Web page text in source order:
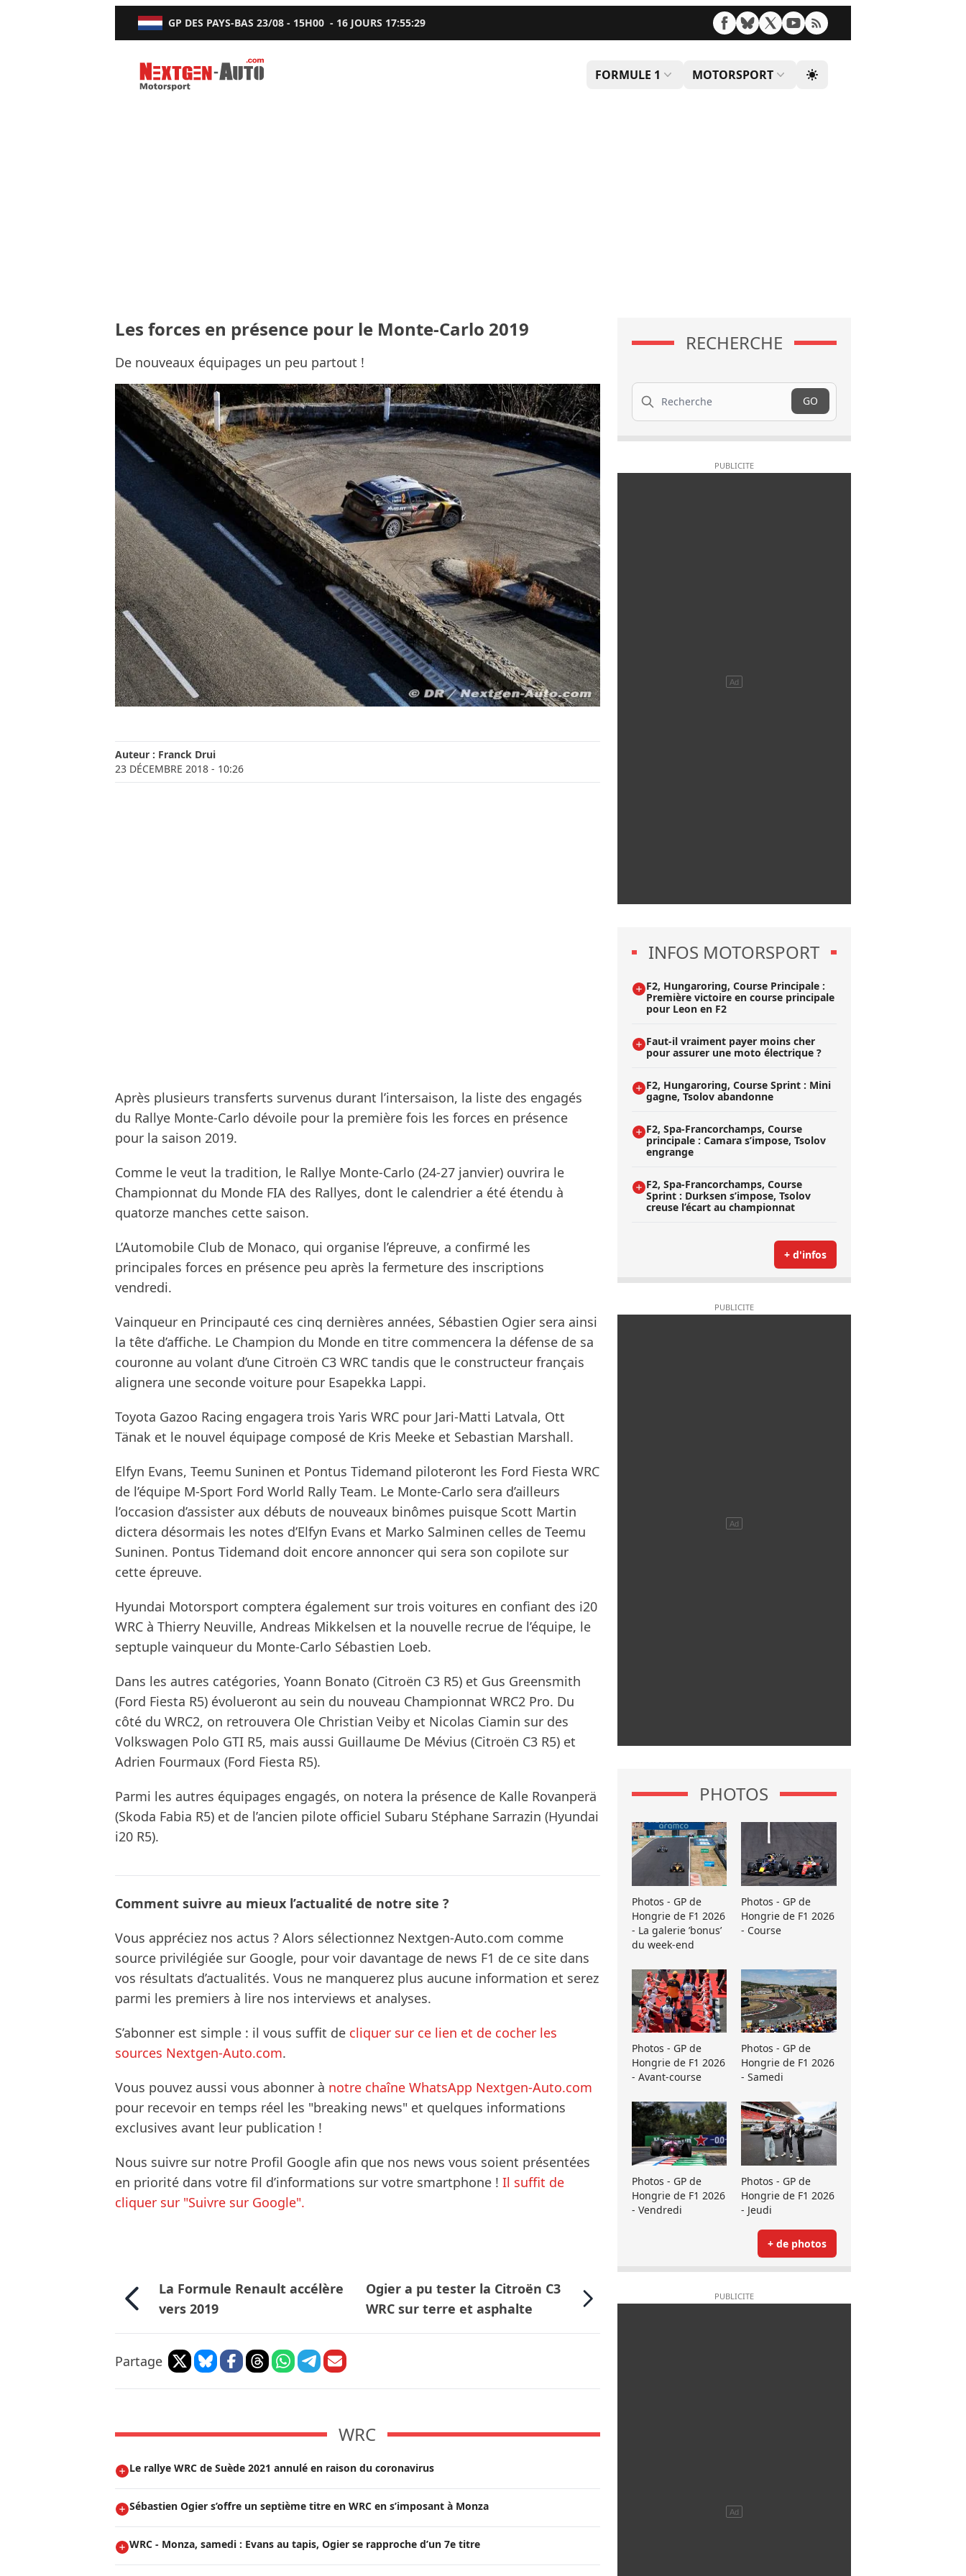
GP DES PAYS-BAS 23/08 - 15H00 - 16 JOURS 17:55:27
Nextgen-Auto.com
FORMULE 1 MOTORSPORT
Les forces en présence pour le Monte-Carlo 2019
De nouveaux équipages un peu partout !
Auteur : Franck Drui
23 DÉCEMBRE 2018 - 10:26
Après plusieurs transferts survenus durant l’intersaison, la liste des engagés
du Rallye Monte-Carlo dévoile pour la première fois les forces en présence
pour la saison 2019.
Comme le veut la tradition, le Rallye Monte-Carlo (24-27 janvier) ouvrira le
Championnat du Monde FIA des Rallyes, dont le calendrier a été étendu à
quatorze manches cette saison.
L’Automobile Club de Monaco, qui organise l’épreuve, a confirmé les
principales forces en présence peu après la fermeture des inscriptions
vendredi.
Vainqueur en Principauté ces cinq dernières années, Sébastien Ogier sera ainsi
la tête d’affiche. Le Champion du Monde en titre commencera la défense de sa
couronne au volant d’une Citroën C3 WRC tandis que le constructeur français
alignera une seconde voiture pour Esapekka Lappi.
Toyota Gazoo Racing engagera trois Yaris WRC pour Jari-Matti Latvala, Ott
Tänak et le nouvel équipage composé de Kris Meeke et Sebastian Marshall.
Elfyn Evans, Teemu Suninen et Pontus Tidemand piloteront les Ford Fiesta WRC
de l’équipe M-Sport Ford World Rally Team. Le Monte-Carlo sera d’ailleurs
l’occasion d’assister aux débuts de nouveaux binômes puisque Scott Martin
dictera désormais les notes d’Elfyn Evans et Marko Salminen celles de Teemu
Suninen. Pontus Tidemand doit encore annoncer qui sera son copilote sur
cette épreuve.
Hyundai Motorsport comptera également sur trois voitures en confiant des i20
WRC à Thierry Neuville, Andreas Mikkelsen et la nouvelle recrue de l’équipe, le
septuple vainqueur du Monte-Carlo Sébastien Loeb.
Dans les autres catégories, Yoann Bonato (Citroën C3 R5) et Gus Greensmith
(Ford Fiesta R5) évolueront au sein du nouveau Championnat WRC2 Pro. Du
côté du WRC2, on retrouvera Ole Christian Veiby et Nicolas Ciamin sur des
Volkswagen Polo GTI R5, mais aussi Guillaume De Mévius (Citroën C3 R5) et
Adrien Fourmaux (Ford Fiesta R5).
Parmi les autres équipages engagés, on notera la présence de Kalle Rovanperä
(Skoda Fabia R5) et de l’ancien pilote officiel Subaru Stéphane Sarrazin (Hyundai
i20 R5).
Comment suivre au mieux l’actualité de notre site ?
Vous appréciez nos actus ? Alors sélectionnez Nextgen-Auto.com comme
source privilégiée sur Google, pour voir davantage de news F1 de ce site dans
vos résultats d’actualités. Vous ne manquerez plus aucune information et serez
parmi les premiers à lire nos interviews et analyses.
S’abonner est simple : il vous suffit de cliquer sur ce lien et de cocher les
sources Nextgen-Auto.com.
Vous pouvez aussi vous abonner à notre chaîne WhatsApp Nextgen-Auto.com
pour recevoir en temps réel les "breaking news" et quelques informations
exclusives avant leur publication !
Nous suivre sur notre Profil Google afin que nos news vous soient présentées
en priorité dans votre fil d’informations sur votre smartphone ! Il suffit de
cliquer sur "Suivre sur Google".
La Formule Renault accélère
vers 2019
Ogier a pu tester la Citroën C3
WRC sur terre et asphalte
Partage
WRC
Le rallye WRC de Suède 2021 annulé en raison du coronavirus
Sébastien Ogier s’offre un septième titre en WRC en s’imposant à Monza
WRC - Monza, samedi : Evans au tapis, Ogier se rapproche d’un 7e titre
RECHERCHE
Recherche
GO
INFOS MOTORSPORT
F2, Hungaroring, Course Principale :
Première victoire en course principale
pour Leon en F2
Faut-il vraiment payer moins cher
pour assurer une moto électrique ?
F2, Hungaroring, Course Sprint : Mini
gagne, Tsolov abandonne
F2, Spa-Francorchamps, Course
principale : Camara s’impose, Tsolov
engrange
F2, Spa-Francorchamps, Course
Sprint : Durksen s’impose, Tsolov
creuse l’écart au championnat
+ d'infos
PHOTOS
Photos - GP de
Hongrie de F1 2026
- La galerie ’bonus’
du week-end
Photos - GP de
Hongrie de F1 2026
- Course
Photos - GP de
Hongrie de F1 2026
- Avant-course
Photos - GP de
Hongrie de F1 2026
- Samedi
Photos - GP de
Hongrie de F1 2026
- Vendredi
Photos - GP de
Hongrie de F1 2026
- Jeudi
+ de photos